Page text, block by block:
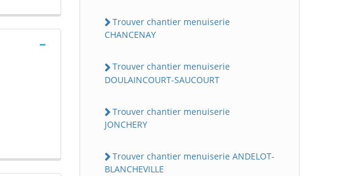
Trouver chantier menuiserie
CHANCENAY
Trouver chantier menuiserie
DOULAINCOURT-SAUCOURT
Trouver chantier menuiserie
JONCHERY
Trouver chantier menuiserie ANDELOT-
BLANCHEVILLE